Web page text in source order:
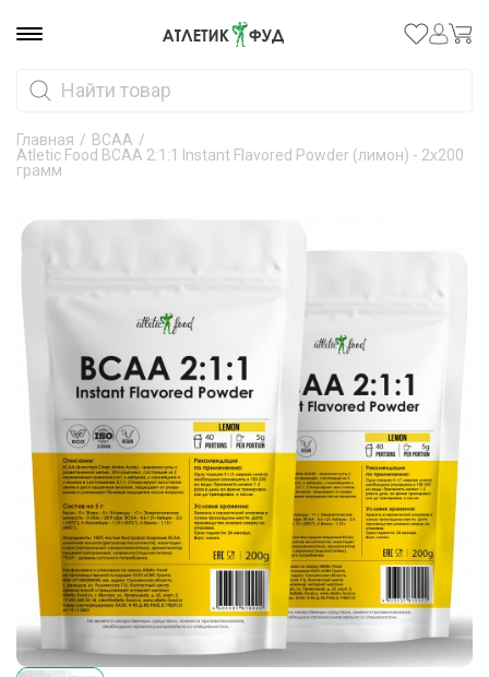
Главная / ВСАА /
Atletic Food BCAA 2:1:1 Instant Flavored Powder (лимон) - 2х200
грамм